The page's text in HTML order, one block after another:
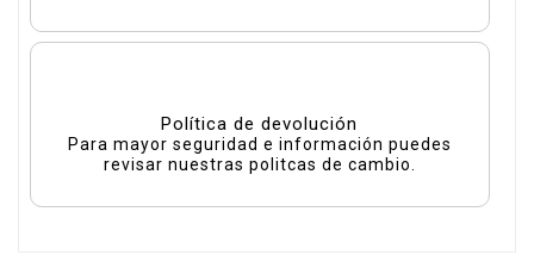
Política de devolución
Para mayor seguridad e información puedes
revisar nuestras politcas de cambio.